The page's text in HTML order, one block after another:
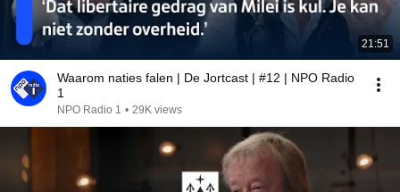
21:51
Waarom naties falen | De Jortcast | #12 | NPO Radio
1
NPO Radio 1 • 29K views